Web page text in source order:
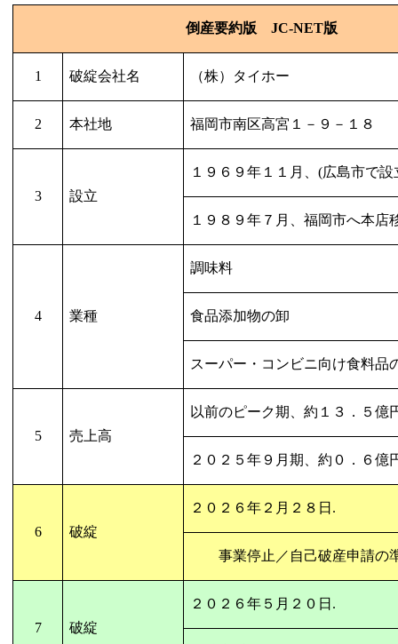
倒産要約版 JC-NET版
1 破綻会社名 （株）タイホー
2 本社地 福岡市南区高宮１－９－１８
3 設立
１９６９年１１月、 (広島市で設
１９８９年７月、福岡市へ本店
4 業種
調味料
食品添加物の卸
スーパー・コンビニ向け食料品
5 売上高
以前のピーク期、約１３．５億
２０２５年９月期、約０．６億
6 破綻
２０２６年２月２８日 .
事業停止／自己破産申請の
7 破綻
２０２６年５月２０日 .